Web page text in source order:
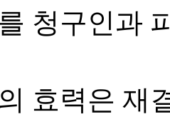
청구인과
효력은 재